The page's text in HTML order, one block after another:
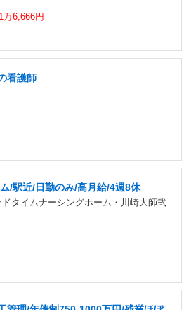
万6,666円
看護師
/駅近/日勤のみ/高月給/4週8休
タイムナーシングホーム・川崎大師弐